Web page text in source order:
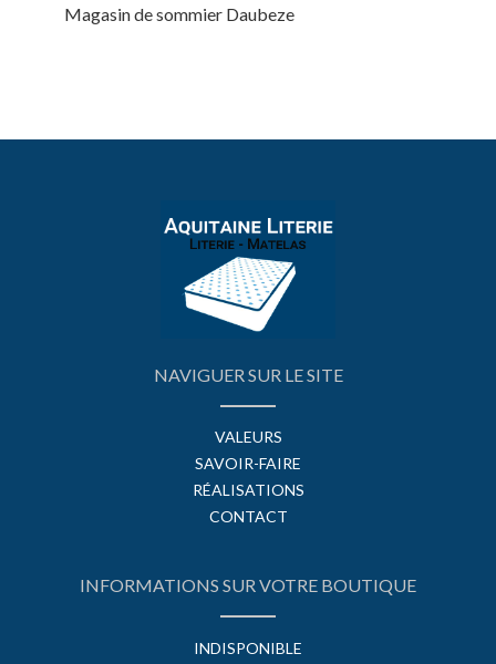
Magasin de sommier Daubeze
NAVIGUER SUR LE SITE
VALEURS
SAVOIR-FAIRE
RÉALISATIONS
CONTACT
INFORMATIONS SUR VOTRE BOUTIQUE
INDISPONIBLE